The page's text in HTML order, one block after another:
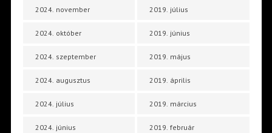
2024. november
2024. október
2024. szeptember
2024. augusztus
2024. július
2024. június
2019. július
2019. június
2019. május
2019. április
2019. március
2019. február